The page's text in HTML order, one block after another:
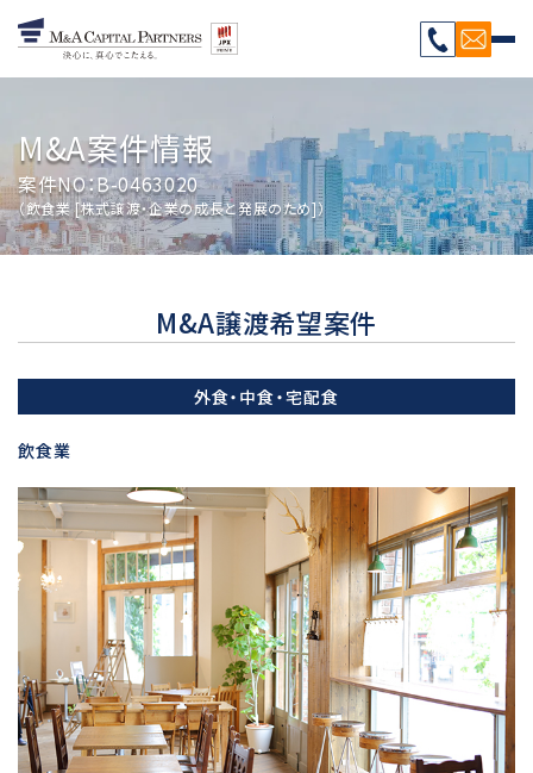
M&A案件情報
案件NO：B-0463020
（飲食業 [株式譲渡・企業の成長と発展のため]）
M&A譲渡希望案件
外食・中食・宅配食
飲食業